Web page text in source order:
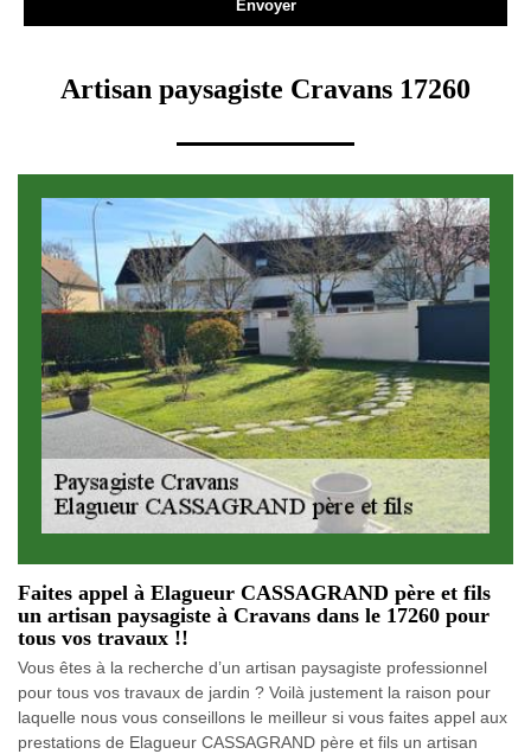
Artisan paysagiste Cravans 17260
Faites appel à Elagueur CASSAGRAND père et fils
un artisan paysagiste à Cravans dans le 17260 pour
tous vos travaux !!
Vous êtes à la recherche d’un artisan paysagiste professionnel
pour tous vos travaux de jardin ? Voilà justement la raison pour
laquelle nous vous conseillons le meilleur si vous faites appel aux
prestations de Elagueur CASSAGRAND père et fils un artisan